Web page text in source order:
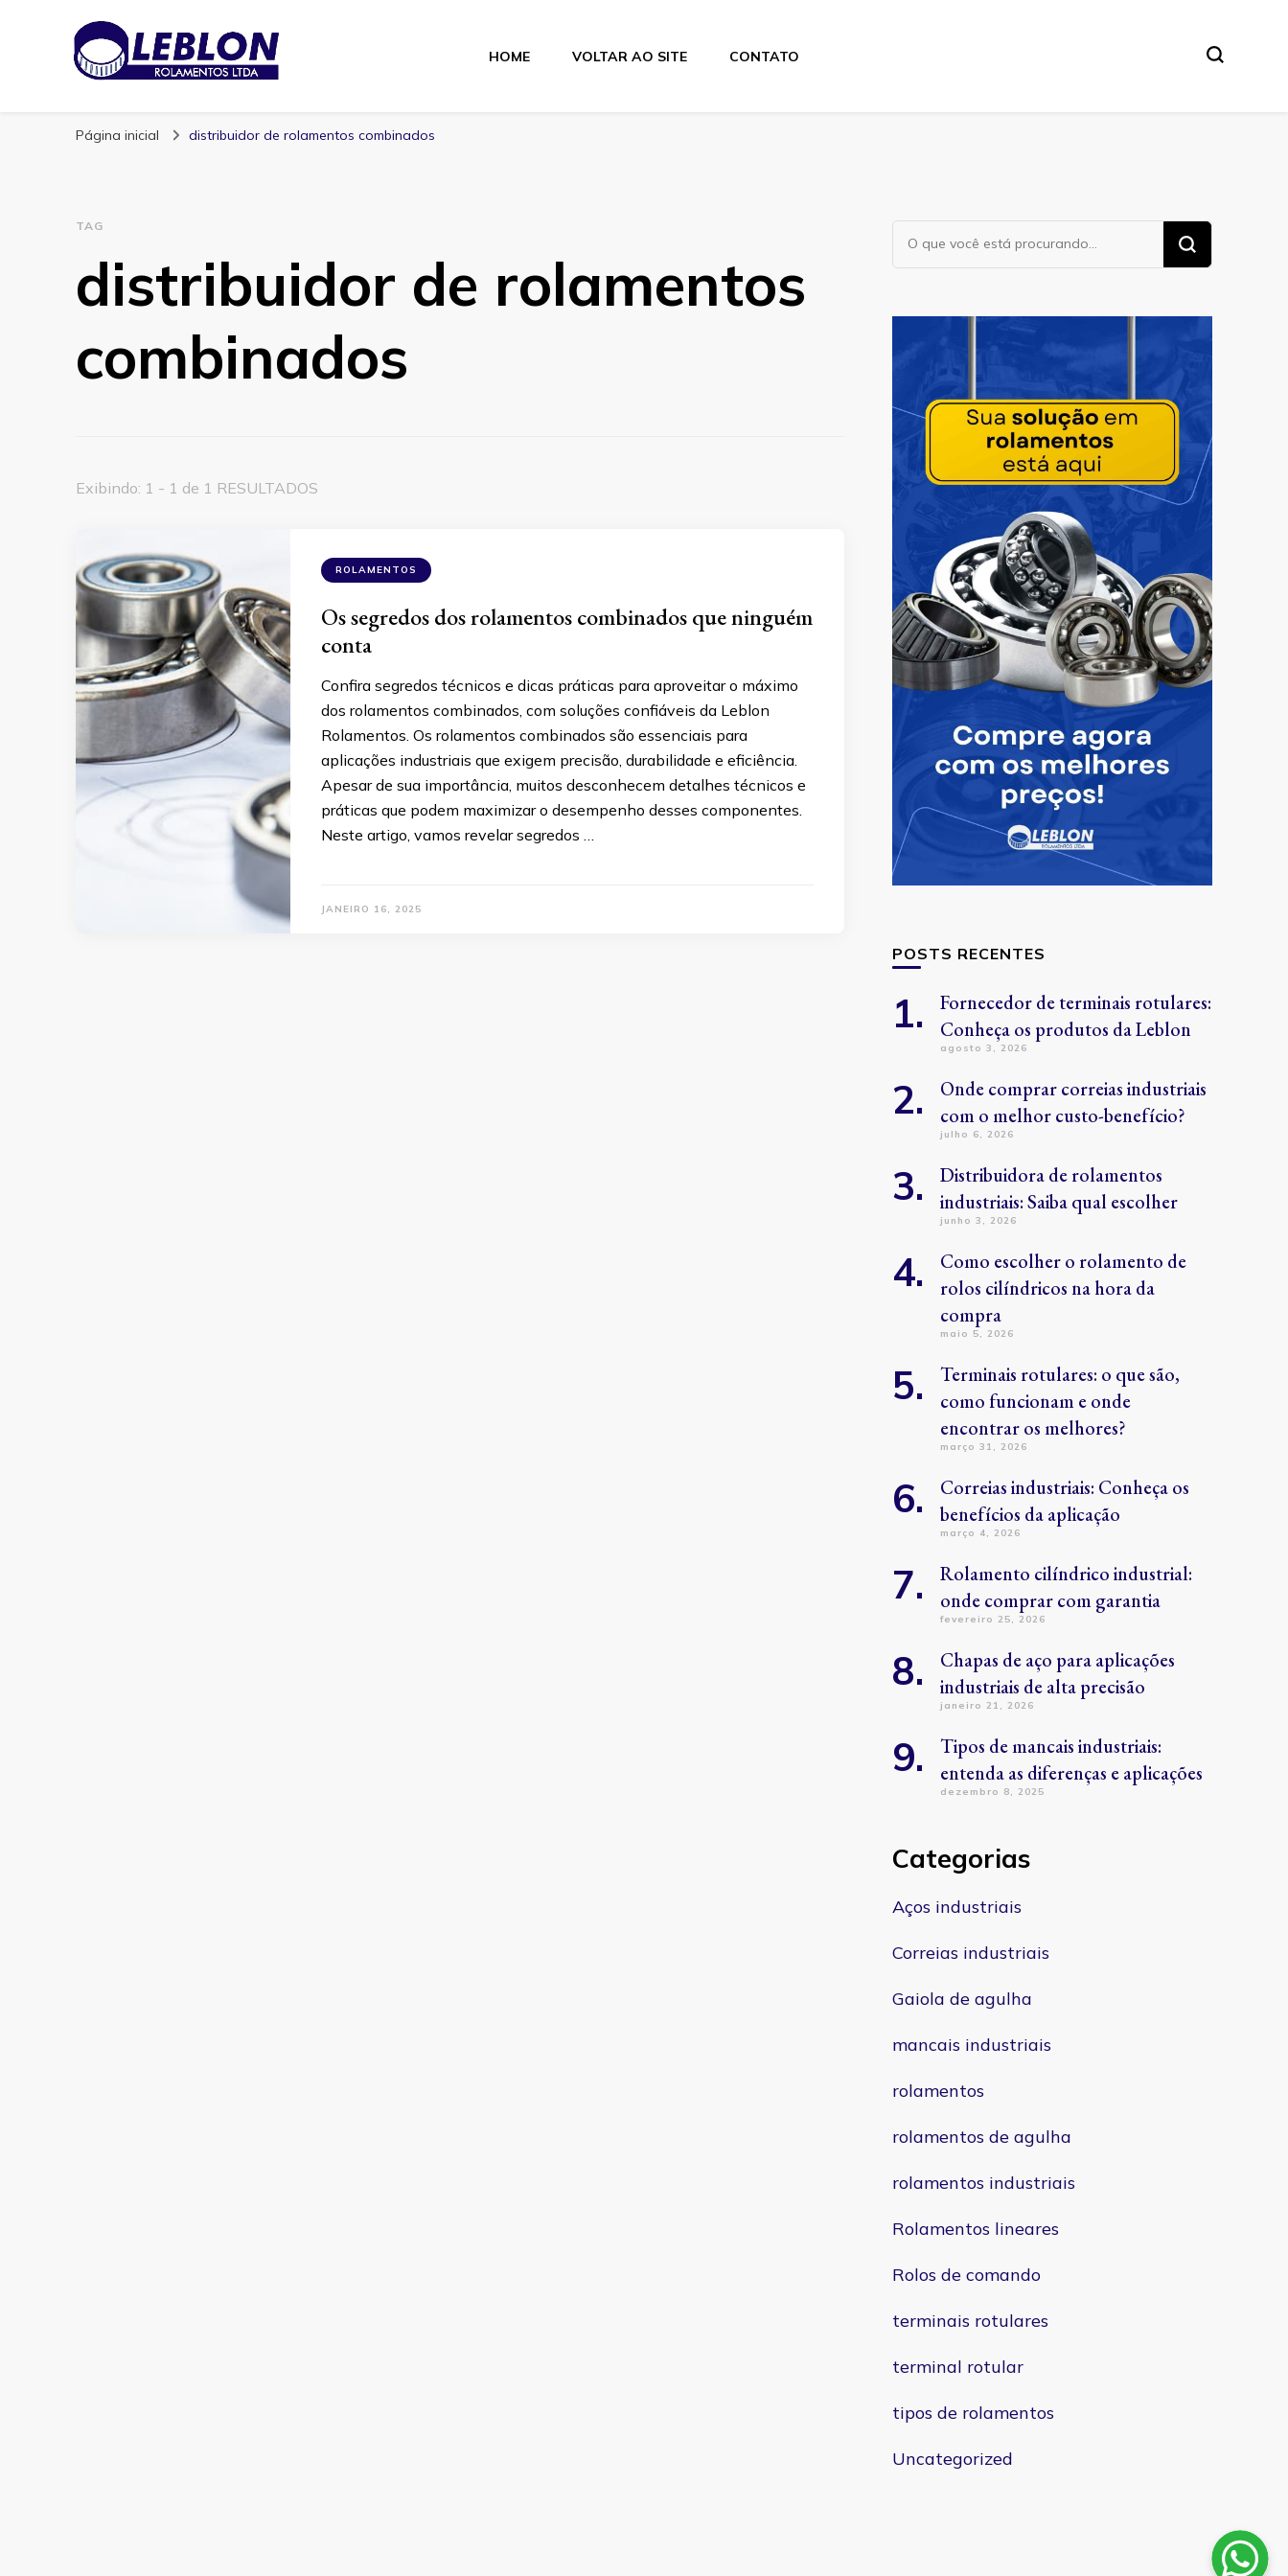
Blog | Leblon Rolamentos
HOME VOLTAR AO SITE CONTATO
Página inicial distribuidor de rolamentos combinados
TAG
distribuidor de rolamentos
combinados
Exibindo: 1 - 1 de 1 RESULTADOS
ROLAMENTOS
Os segredos dos rolamentos combinados que ninguém
conta
Confira segredos técnicos e dicas práticas para aproveitar o máximo
dos rolamentos combinados, com soluções confiáveis da Leblon
Rolamentos. Os rolamentos combinados são essenciais para
aplicações industriais que exigem precisão, durabilidade e eficiência.
Apesar de sua importância, muitos desconhecem detalhes técnicos e
práticas que podem maximizar o desempenho desses componentes.
Neste artigo, vamos revelar segredos …
JANEIRO 16, 2025
Procurando
algo?
POSTS RECENTES
Fornecedor de terminais rotulares:
Conheça os produtos da Leblon
agosto 3, 2026
Onde comprar correias industriais
com o melhor custo-benefício?
julho 6, 2026
Distribuidora de rolamentos
industriais: Saiba qual escolher
junho 3, 2026
Como escolher o rolamento de
rolos cilíndricos na hora da
compra
maio 5, 2026
Terminais rotulares: o que são,
como funcionam e onde
encontrar os melhores?
março 31, 2026
Correias industriais: Conheça os
benefícios da aplicação
março 4, 2026
Rolamento cilíndrico industrial:
onde comprar com garantia
fevereiro 25, 2026
Chapas de aço para aplicações
industriais de alta precisão
janeiro 21, 2026
Tipos de mancais industriais:
entenda as diferenças e aplicações
dezembro 8, 2025
Categorias
Aços industriais
Correias industriais
Gaiola de agulha
mancais industriais
rolamentos
rolamentos de agulha
rolamentos industriais
Rolamentos lineares
Rolos de comando
terminais rotulares
terminal rotular
tipos de rolamentos
Uncategorized